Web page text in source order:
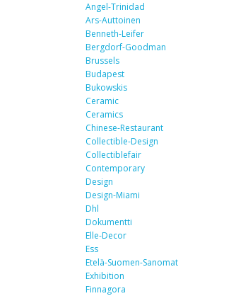
Angel-Trinidad
Ars-Auttoinen
Benneth-Leifer
Bergdorf-Goodman
Brussels
Budapest
Bukowskis
Ceramic
Ceramics
Chinese-Restaurant
Collectible-Design
Collectiblefair
Contemporary
Design
Design-Miami
Dhl
Dokumentti
Elle-Decor
Ess
Etelä-Suomen-Sanomat
Exhibition
Finnagora